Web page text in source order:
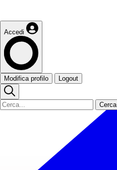
Accedi
Modifica profilo Logout
Cerca